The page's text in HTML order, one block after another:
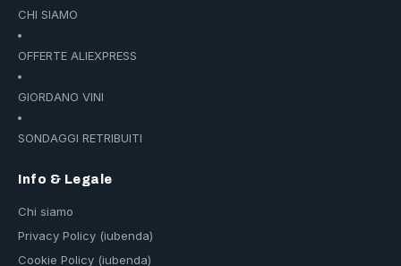
CHI SIAMO
OFFERTE ALIEXPRESS
GIORDANO VINI
SONDAGGI RETRIBUITI
Info & Legale
Chi siamo
Privacy Policy (iubenda)
Cookie Policy (iubenda)